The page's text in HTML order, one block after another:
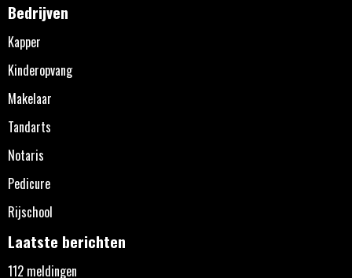
Bedrijven
Kapper
Kinderopvang
Makelaar
Tandarts
Notaris
Pedicure
Rijschool
Laatste berichten
112 meldingen